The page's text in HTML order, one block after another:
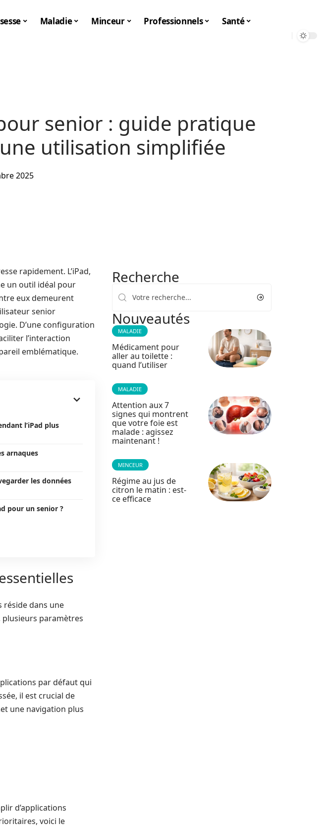
Maladie Minceur Professionnels Santé
senior : guide pratique
utilisation simplifiée
2025
rapidement. L’iPad,
un outil idéal pour
eux demeurent
senior
D’une configuration
l’interaction
emblématique.
l’iPad plus
arnaques
les données
pour un senior ?
réside dans une
paramètres
par défaut qui
il est crucial de
une navigation plus
d’applications
voici le
Recherche
Nouveautés
MALADIE
Médicament pour
aller au toilette :
quand l’utiliser
MALADIE
Attention aux 7
signes qui montrent
que votre foie est
malade : agissez
maintenant !
MINCEUR
Régime au jus de
citron le matin : est-
ce efficace